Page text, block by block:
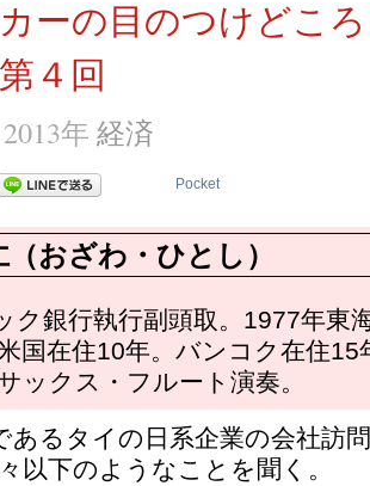
カーの目のつけどこ
４回
年 経済
Pocket
おざわ・ひとし）
ク銀行執行副頭取。1977年東
国在住10年。バンコク在住
ックス・フルート演奏。
あるタイの日系企業の会社訪
以下のようなことを聞く。